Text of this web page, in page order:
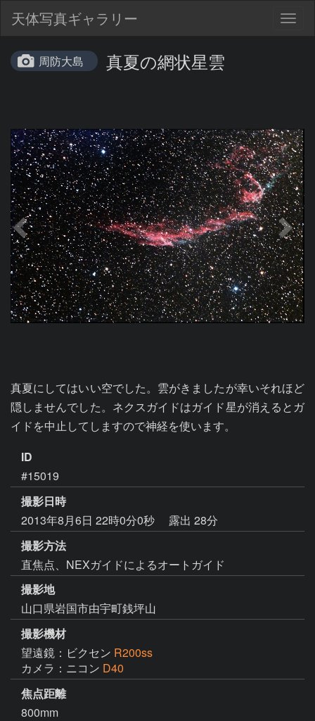
天体写真ギャラリー
周防大島 真夏の網状星雲
真夏にしてはいい空でした。雲がきましたが幸いそれほど
隠しませんでした。ネクスガイドはガイド星が消えるとガ
イドを中止してしますので神経を使います。
ID
#15019
撮影日時
2013年8月6日 22時0分0秒
露出 28分
撮影方法
直焦点、NEXガイドによるオートガイド
撮影地
山口県岩国市由宇町銭坪山
撮影機材
望遠鏡：ビクセン R200ss
カメラ：ニコン D40
焦点距離
800mm